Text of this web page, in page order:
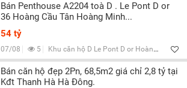
Bán Penthouse A2204 toà D . Le Pont D or
36 Hoàng Cầu Tân Hoàng Minh...
54 tỷ
07/08 5 Khu căn hộ D Le Pont D or Hoàng Cầu, Q.Đống Đa, Hà Nội
Bán căn hộ đẹp 2Pn, 68,5m2 giá chỉ 2,8 tỷ tại
Kđt Thanh Hà Hà Đông.